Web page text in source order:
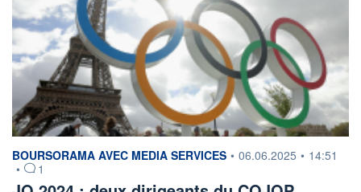
information fournie par
BOURSORAMA AVEC MEDIA SERVICES • 06.06.2025 • 14:51
•
1